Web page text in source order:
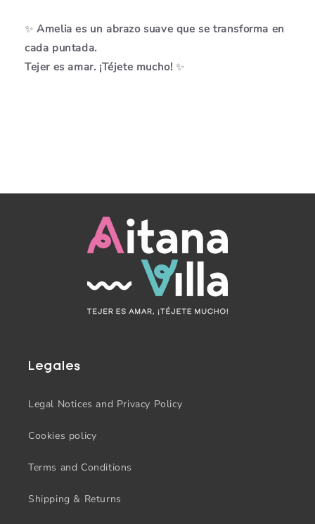
✨Amelia es un abrazo suave que se transforma en
cada puntada.
Tejer es amar. ¡Téjete mucho! ✨
Legales
Legal Notices and Privacy Policy
Cookies policy
Terms and Conditions
Shipping & Returns